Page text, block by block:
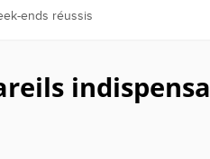
ends réussis